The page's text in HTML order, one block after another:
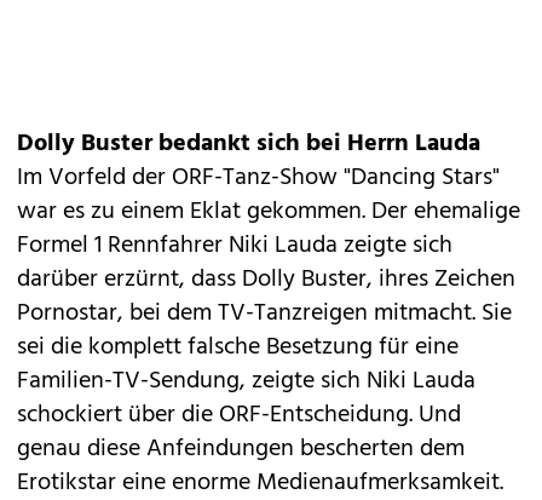
Dolly Buster bedankt sich bei Herrn Lauda
Im Vorfeld der ORF-Tanz-Show "Dancing Stars"
war es zu einem Eklat gekommen. Der ehemalige
Formel 1 RennfahrerNiki Laudazeigte sich
darüber erzürnt, dass Dolly Buster, ihres Zeichen
Pornostar, bei dem TV-Tanzreigen mitmacht. Sie
sei die komplett falsche Besetzung für eine
Familien-TV-Sendung, zeigte sich Niki Lauda
schockiert über die ORF-Entscheidung. Und
genau diese Anfeindungen bescherten dem
Erotikstar eine enorme Medienaufmerksamkeit.